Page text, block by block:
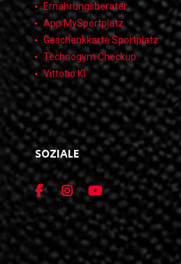
Ernährungsberater
App MySportplatz
Geschenkkarte Sportplatz
Technogym Checkup
Vittotio KI
SOZIALE